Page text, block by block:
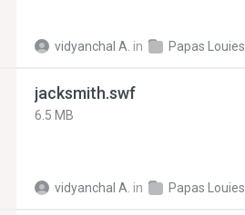
vidyanchal A. in Papas Louies
jacksmith.swf
6.5 MB
vidyanchal A. in Papas Louies